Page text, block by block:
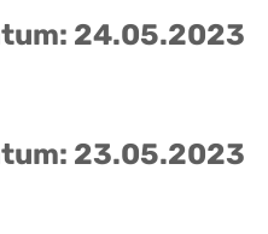
24.05.2023
23.05.2023